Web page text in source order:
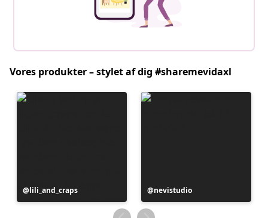
Vores produkter – stylet af dig #sharemevidaxl
Opslag
offentliggjort
lili_and_craps
Opslag
offentliggjort
af
nevistudio